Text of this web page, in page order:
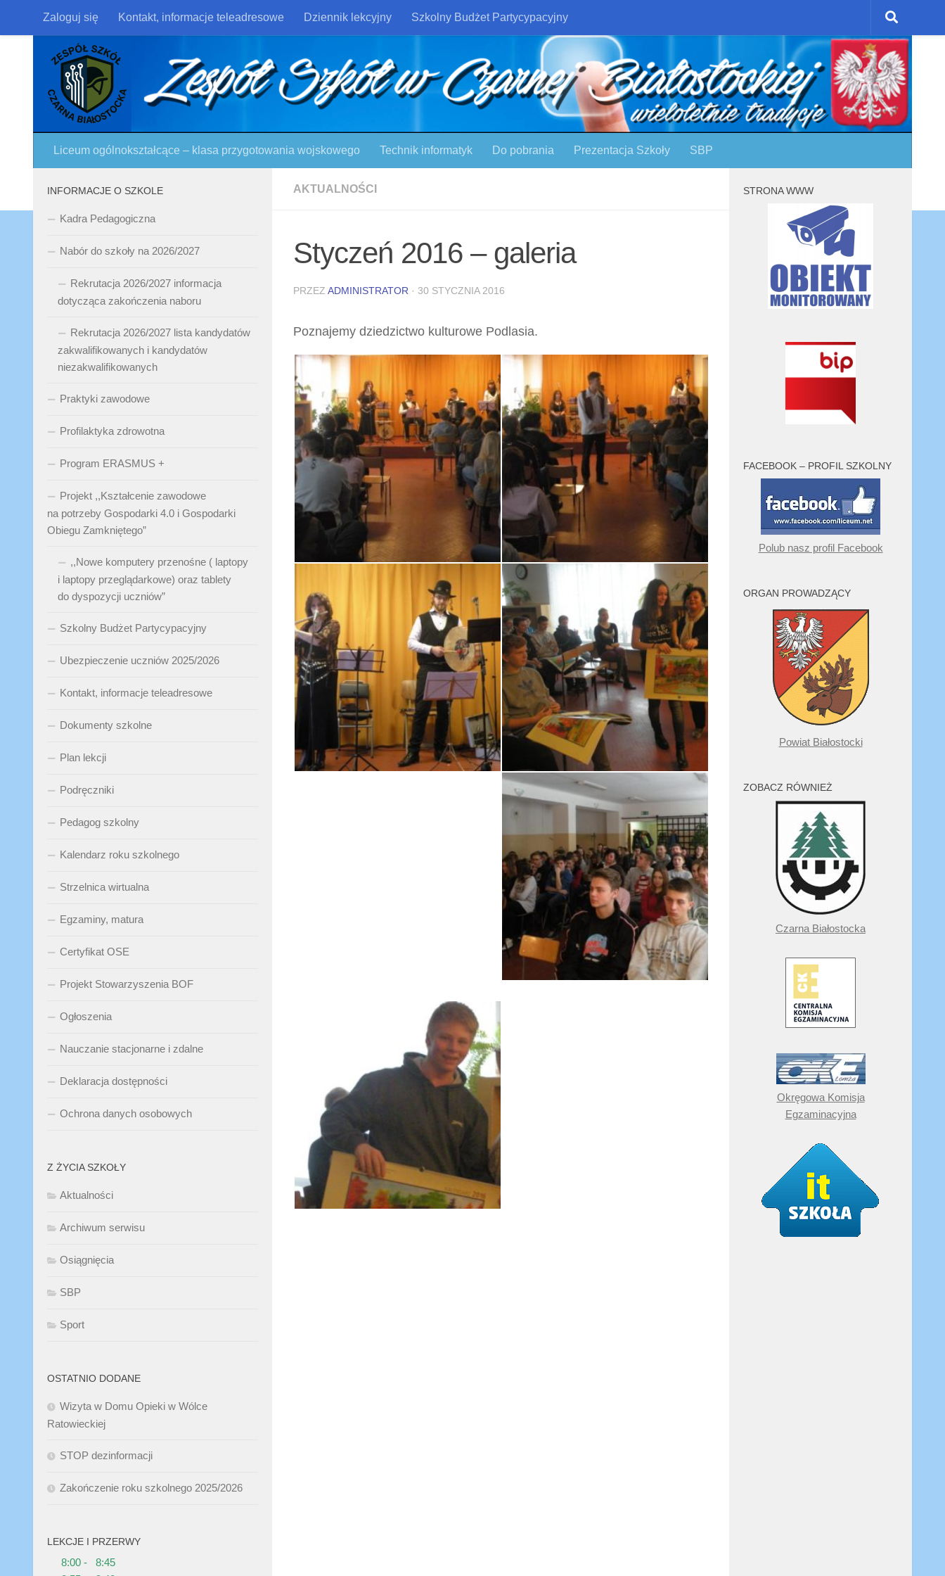
Skip to content
Zaloguj się Kontakt, informacje teleadresowe Dziennik lekcyjny Szkolny Budżet Partycypacyjny
Liceum ogólnokształcące – klasa przygotowania wojskowego Technik informatyk Do pobrania Prezentacja Szkoły SBP
AKTUALNOŚCI
Styczeń 2016 – galeria
PRZEZ ADMINISTRATOR · 30 STYCZNIA 2016
Poznajemy dziedzictwo kulturowe Podlasia.
INFORMACJE O SZKOLE
Kadra Pedagogiczna
Nabór do szkoły na 2026/2027
Rekrutacja 2026/2027 informacja
dotycząca zakończenia naboru
Rekrutacja 2026/2027 lista kandydatów
zakwalifikowanych i kandydatów
niezakwalifikowanych
Praktyki zawodowe
Profilaktyka zdrowotna
Program ERASMUS +
Projekt ,,Kształcenie zawodowe
na potrzeby Gospodarki 4.0 i Gospodarki
Obiegu Zamkniętego”
,,Nowe komputery przenośne ( laptopy
i laptopy przeglądarkowe) oraz tablety
do dyspozycji uczniów”
Szkolny Budżet Partycypacyjny
Ubezpieczenie uczniów 2025/2026
Kontakt, informacje teleadresowe
Dokumenty szkolne
Plan lekcji
Podręczniki
Pedagog szkolny
Kalendarz roku szkolnego
Strzelnica wirtualna
Egzaminy, matura
Certyfikat OSE
Projekt Stowarzyszenia BOF
Ogłoszenia
Nauczanie stacjonarne i zdalne
Deklaracja dostępności
Ochrona danych osobowych
Z ŻYCIA SZKOŁY
Aktualności
Archiwum serwisu
Osiągnięcia
SBP
Sport
OSTATNIO DODANE
Wizyta w Domu Opieki w Wólce
Ratowieckiej
STOP dezinformacji
Zakończenie roku szkolnego 2025/2026
LEKCJE I PRZERWY
8:00 - 8:45
STRONA WWW
FACEBOOK – PROFIL SZKOLNY
Polub nasz profil Facebook
ORGAN PROWADZĄCY
Powiat Białostocki
ZOBACZ RÓWNIEŻ
Czarna Białostocka
Okręgowa Komisja
Egzaminacyjna